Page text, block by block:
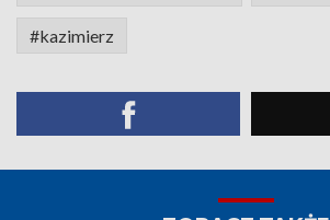
#kazimierz